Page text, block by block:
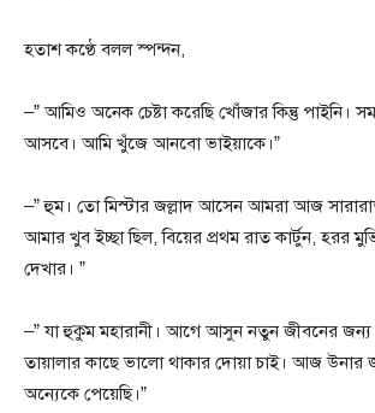
হতাশ কণ্ঠে বলল স্পন্দন,
–” আমিও অনেক চেষ্টা করেছি খোঁজার কিন্তু পাইনি।
আসবে। আমি খুঁজে আনবো ভাইয়াকে।”
–” হুম। তো মিস্টার জল্লাদ আসেন আমরা আজ
আমার খুব ইচ্ছা ছিল, বিয়ের প্রথম রাত কার্টুন, হরর
দেখার। ”
–” যা হুকুম মহারানী। আগে আসুন নতুন জীবনের জন্য
তায়ালার কাছে ভালো থাকার দোয়া চাই। আজ
অন্যেকে পেয়েছি।”